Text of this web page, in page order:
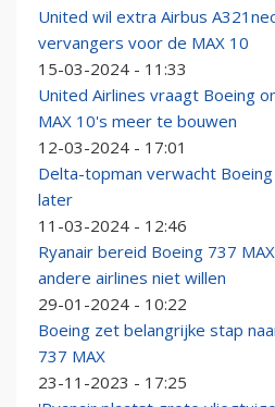
United wil extra Airbus
vervangers voor de MAX 10
15-03-2024 - 11:33
United Airlines vraagt Boeing
MAX 10's meer te bouwen
12-03-2024 - 17:01
Delta-topman verwacht
later
11-03-2024 - 12:46
Ryanair bereid Boeing 737
andere airlines niet willen
29-01-2024 - 10:22
Boeing zet belangrijke stap
737 MAX
23-11-2023 - 17:25